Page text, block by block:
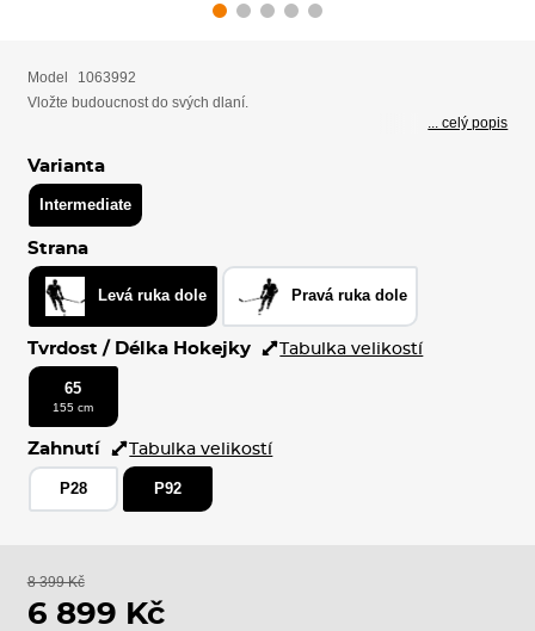
Model
1063992
Vložte budoucnost do svých dlaní.
... celý popis
Varianta
Intermediate
Strana
Levá ruka dole Pravá ruka dole
Tvrdost / Délka Hokejky Tabulka velikostí
65
155 cm
Zahnutí Tabulka velikostí
P28 P92
8 399 Kč
6 899 Kč